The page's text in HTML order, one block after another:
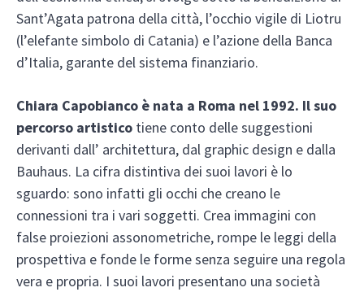
Sant’Agata patrona della città, l’occhio vigile di Liotru
(l’elefante simbolo di Catania) e l’azione della Banca
d’Italia, garante del sistema finanziario.
Chiara Capobianco è nata a Roma nel 1992. Il suo
percorso artistico tiene conto delle suggestioni
derivanti dall’ architettura, dal graphic design e dalla
Bauhaus. La cifra distintiva dei suoi lavori è lo
sguardo: sono infatti gli occhi che creano le
connessioni tra i vari soggetti. Crea immagini con
false proiezioni assonometriche, rompe le leggi della
prospettiva e fonde le forme senza seguire una regola
vera e propria. I suoi lavori presentano una società